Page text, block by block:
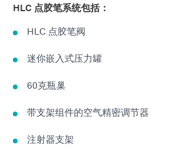
HLC 点胶笔系统包括：
HLC 点胶笔阀
迷你嵌入式压力罐
60克瓶巢
带支架组件的空气精密调节器
注射器支架